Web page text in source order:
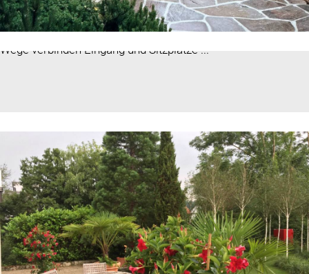
Wege verbinden Eingang und Sitzplätze ...